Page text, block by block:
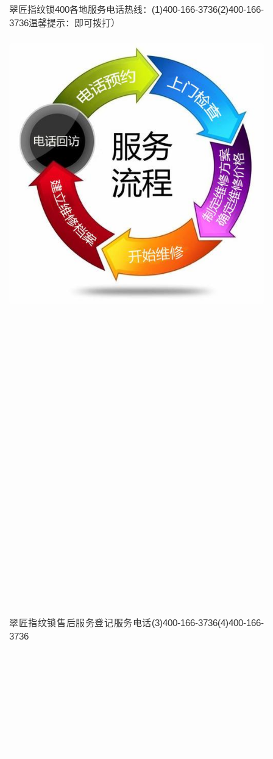
翠匠指纹锁400各地服务电话热线：(1)400-166-3736(2)400-166-
3736温馨提示：即可拨打）
翠匠指纹锁售后服务登记服务电话(3)400-166-3736(4)400-166-
3736